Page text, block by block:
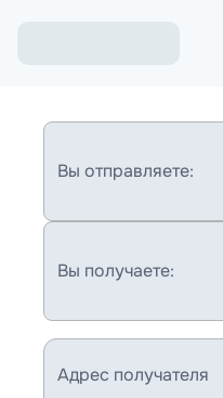
Вы отправляете:
Вы получаете:
Адрес получателя